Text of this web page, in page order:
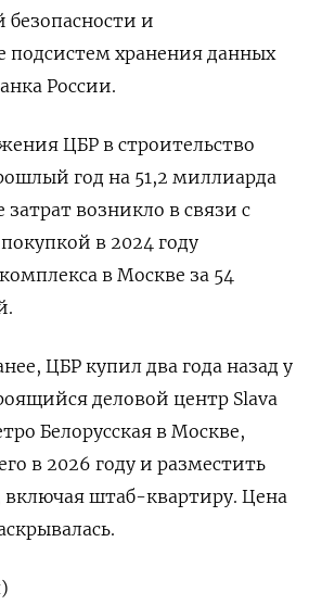
и
‌подсистем хранения данных
России.
ЦБР в строительство
год на 51,2 миллиарда
‌возникло в связи с
в 2024 году
в Москве за 54
ЦБР купил два года ​назад у
деловой центр Slava
Белорусская в Москве,
‌в 2026 году и разместить
включая штаб-квартиру. Цена